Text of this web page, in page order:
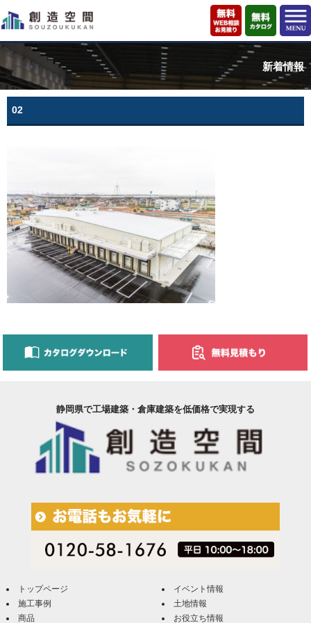
新着情報
02
静岡県で工場建築・倉庫建築を低価格で実現する
トップページ
施工事例
商品
イベント情報
土地情報
お役立ち情報